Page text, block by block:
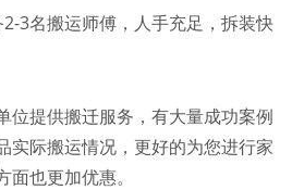
3名搬运师傅，人手充足，拆装快
位提供搬迁服务，有大量成功案例
实际搬运情况，更好的为您进行家
也更加优惠。